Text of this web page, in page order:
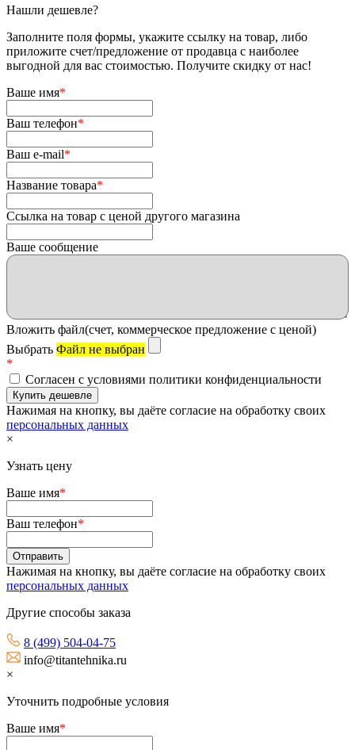
Нашли дешевле?
Заполните поля формы, укажите ссылку на товар, либо
приложите счет/предложение от продавца с наиболее
выгодной для вас стоимостью. Получите скидку от нас!
Ваше имя*
Ваш телефон*
Ваш e-mail*
Название товара*
Ссылка на товар с ценой другого магазина
Ваше сообщение
Вложить файл(счет, коммерческое предложение с ценой)
Выбрать Файл не выбран
*
Согласен с условиями политики конфиденциальности
Нажимая на кнопку, вы даёте согласие на обработку своих
персональных данных
×
Узнать цену
Ваше имя*
Ваш телефон*
Нажимая на кнопку, вы даёте согласие на обработку своих
персональных данных
Другие способы заказа
8 (499) 504-04-75
info@titantehnika.ru
×
Уточнить подробные условия
Ваше имя*